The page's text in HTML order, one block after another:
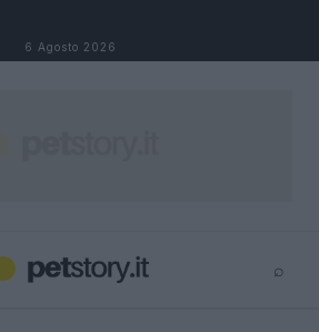
6 Agosto 2026
⌕